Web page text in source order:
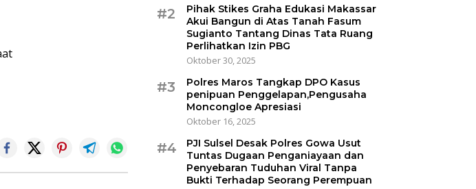
#2
Pihak Stikes Graha Edukasi Makassar
Akui Bangun di Atas Tanah Fasum
Sugianto Tantang Dinas Tata Ruang
Perlihatkan Izin PBG
Oktober 30, 2025
#3
Polres Maros Tangkap DPO Kasus
penipuan Penggelapan,Pengusaha
Moncongloe Apresiasi
Oktober 16, 2025
#4
PJI Sulsel Desak Polres Gowa Usut
Tuntas Dugaan Penganiayaan dan
Penyebaran Tuduhan Viral Tanpa
Bukti Terhadap Seorang Perempuan